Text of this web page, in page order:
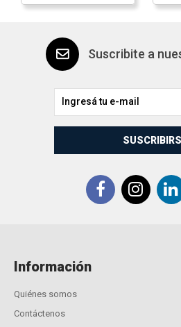
Suscribite a
Información
Quiénes somos
Contáctenos